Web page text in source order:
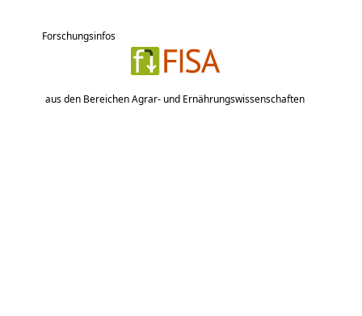
Forschungsinfos
aus den Bereichen Agrar- und Ernährungswissenschaften